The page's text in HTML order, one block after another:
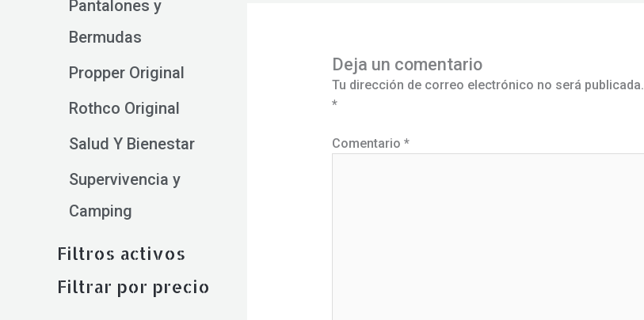
Pantalones y
Bermudas
Propper Original
Rothco Original
Salud Y Bienestar
Supervivencia y
Camping
Filtros activos
Filtrar por precio
Deja un comentario
Tu dirección de correo electrónico no será publicada.
*
Comentario *